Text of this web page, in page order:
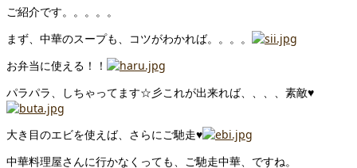
ご紹介です。。。。。
まず、中華のスープも、コツがわかれば。。。。
お弁当に使える！！
パラパラ、しちゃってます☆彡これが出来れば、、、、素敵♥
大き目のエビを使えば、さらにご馳走♥
中華料理屋さんに行かなくっても、ご馳走中華、ですね。